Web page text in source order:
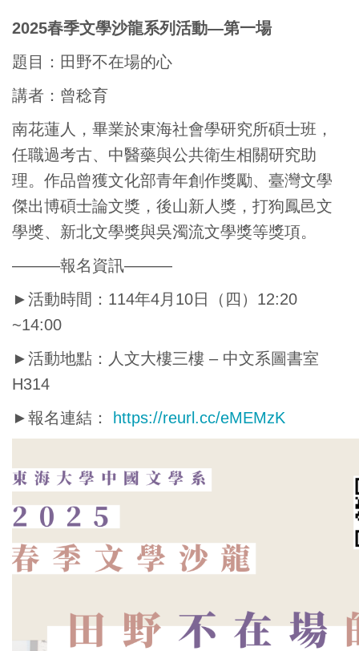
2025春季文學沙龍系列活動—第一場
題目：田野不在場的心
講者：曾稔育
南花蓮人，畢業於東海社會學研究所碩士班，
任職過考古、中醫藥與公共衛生相關研究助
理。作品曾獲文化部青年創作獎勵、臺灣文學
傑出博碩士論文獎，後山新人獎，打狗鳳邑文
學獎、新北文學獎與吳濁流文學獎等獎項。
———報名資訊———
►活動時間：114年4月10日（四）12:20
~14:00
►活動地點：人文大樓三樓 – 中文系圖書室
H314
►報名連結：
https://reurl.cc/eMEMzK